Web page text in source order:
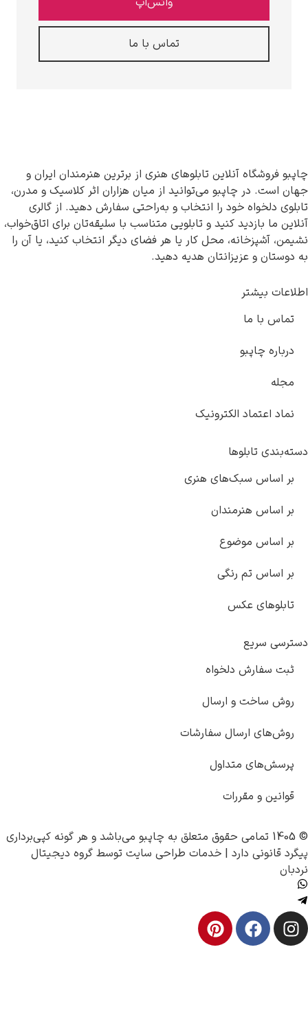
تماس با ما
آنلاین تابلوهای هنری از برترین هنرمندان ایران و
چاپبو می‌توانید از میان هزاران اثر کلاسیک و مدرن،
خود را انتخاب و به‌راحتی سفارش دهید. از گالری
کنید و تابلویی متناسب با سلیقه‌تان برای اتاق‌خواب،
محل کار یا هر فضای دیگر انتخاب کنید، یا آن را
و عزیزانتان هدیه دهید.
ما
الکترونیک
سبک‌های هنری
هنرمندان
موضوع
تم رنگی
عکس
دلخواه
و ارسال
ارسال سفارشات
متداول
و مقررات
چاپبومی‌باشد و هر گونه کپی‌برداری
دارد |خدمات طراحی سایتتوسطگروه دیجیتال